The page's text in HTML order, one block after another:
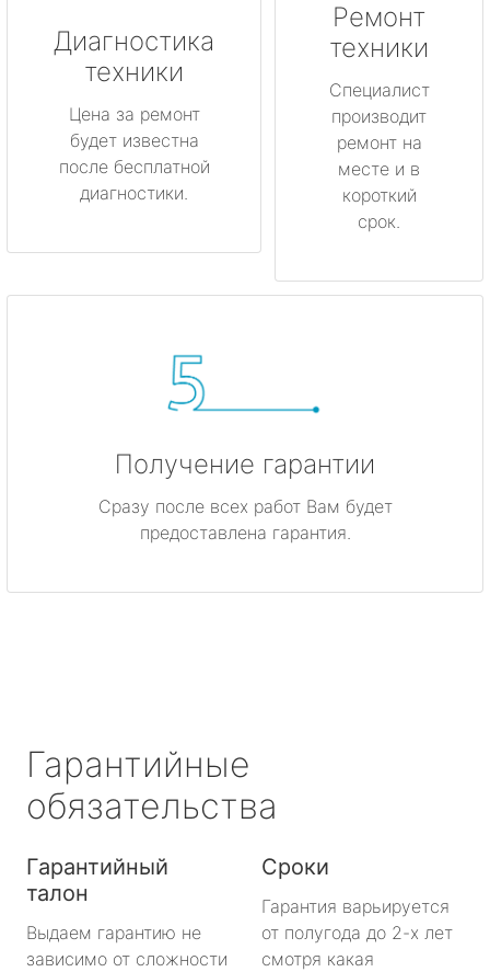
Диагностика
техники
Цена за ремонт
будет известна
после бесплатной
диагностики.
Ремонт
техники
Специалист
производит
ремонт на
месте и в
короткий
срок.
Получение гарантии
Сразу после всех работ Вам будет
предоставлена гарантия.
Гарантийные
обязательства
Гарантийный
талон
Выдаем гарантию не
зависимо от сложности
Сроки
Гарантия варьируется
от полугода до 2-х лет
смотря какая